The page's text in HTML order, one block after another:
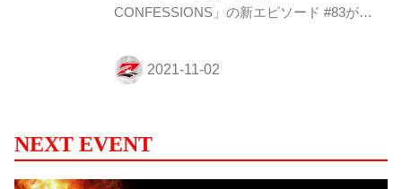
CONFESSIONS」の新エピソード #83が公
振り返る！ 10月2日（土）に行われた
+WEED presents RIZIN LANDMARK
を積んできた朝倉未来と萩原京平の注目の
一戦が行われた。 朝倉、萩原両者は、試合
を振り返りながら、試合中の戦略や心情を
NEXT EVENT